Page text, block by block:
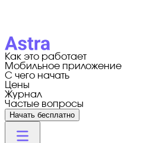
Как это работает
Мобильное приложение
С чего начать
Цены
Журнал
Частые вопросы
Начать бесплатно